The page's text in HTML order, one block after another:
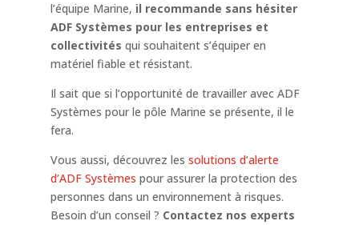
l’équipe Marine, il recommande sans hésiter
ADF Systèmes pour les entreprises et
collectivités qui souhaitent s’équiper en
matériel fiable et résistant.
Il sait que si l’opportunité de travailler avec ADF
Systèmes pour le pôle Marine se présente, il le
fera.
Vous aussi, découvrez les solutions d’alerte
d’ADF Systèmes pour assurer la protection des
personnes dans un environnement à risques.
Besoin d’un conseil ? Contactez nos experts